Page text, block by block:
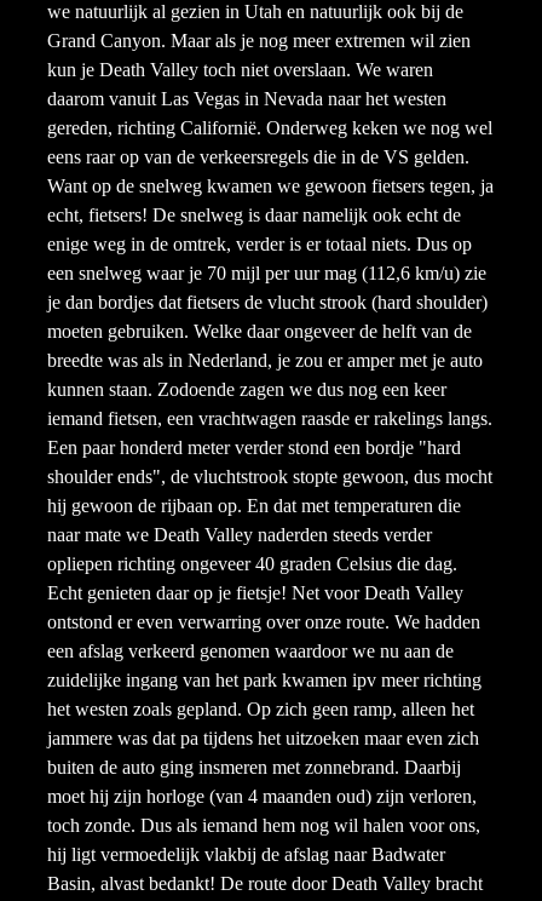
we natuurlijk al gezien in Utah en natuurlijk ook bij de
Grand Canyon. Maar als je nog meer extremen wil zien
kun je Death Valley toch niet overslaan. We waren
daarom vanuit Las Vegas in Nevada naar het westen
gereden, richting Californië. Onderweg keken we nog wel
eens raar op van de verkeersregels die in de VS gelden.
Want op de snelweg kwamen we gewoon fietsers tegen, ja
echt, fietsers! De snelweg is daar namelijk ook echt de
enige weg in de omtrek, verder is er totaal niets. Dus op
een snelweg waar je 70 mijl per uur mag (112,6 km/u) zie
je dan bordjes dat fietsers de vlucht strook (hard shoulder)
moeten gebruiken. Welke daar ongeveer de helft van de
breedte was als in Nederland, je zou er amper met je auto
kunnen staan. Zodoende zagen we dus nog een keer
iemand fietsen, een vrachtwagen raasde er rakelings langs.
Een paar honderd meter verder stond een bordje "hard
shoulder ends", de vluchtstrook stopte gewoon, dus mocht
hij gewoon de rijbaan op. En dat met temperaturen die
naar mate we Death Valley naderden steeds verder
opliepen richting ongeveer 40 graden Celsius die dag.
Echt genieten daar op je fietsje! Net voor Death Valley
ontstond er even verwarring over onze route. We hadden
een afslag verkeerd genomen waardoor we nu aan de
zuidelijke ingang van het park kwamen ipv meer richting
het westen zoals gepland. Op zich geen ramp, alleen het
jammere was dat pa tijdens het uitzoeken maar even zich
buiten de auto ging insmeren met zonnebrand. Daarbij
moet hij zijn horloge (van 4 maanden oud) zijn verloren,
toch zonde. Dus als iemand hem nog wil halen voor ons,
hij ligt vermoedelijk vlakbij de afslag naar Badwater
Basin, alvast bedankt! De route door Death Valley bracht